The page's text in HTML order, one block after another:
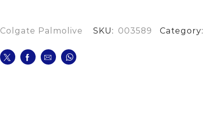
Colgate Palmolive SKU: 003589 Category: